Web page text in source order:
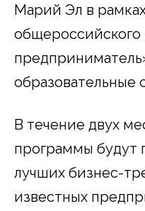
Марий Эл в
общероссийского
образовательные
В течение двух
программы будут
лучших бизнес-
известных